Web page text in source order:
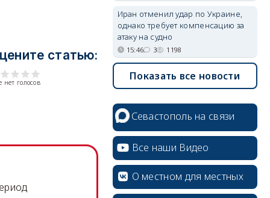
статью:
нет голосов
Иран отменил удар по Украине,
однако требует компенсацию за
атаку на судно
15:46 3 1198
Показать все новости
Севастополь на связи
Все наши Видео
О местном для местных